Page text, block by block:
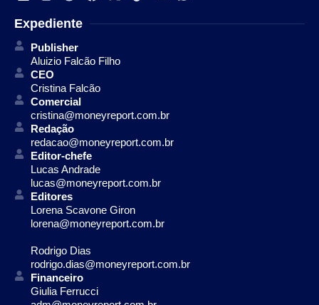
Expediente
Publisher
Aluizio Falcão Filho
CEO
Cristina Falcão
Comercial
cristina@moneyreport.com.br
Redação
redacao@moneyreport.com.br
Editor-chefe
Lucas Andrade
lucas@moneyreport.com.br
Editores
Lorena Scavone Giron
lorena@moneyreport.com.br
Rodrigo Dias
rodrigo.dias@moneyreport.com.br
Financeiro
Giulia Ferrucci